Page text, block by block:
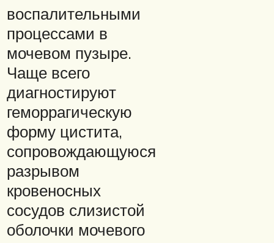
воспалительными
процессами в
мочевом пузыре.
Чаще всего
диагностируют
геморрагическую
форму цистита,
сопровождающуюся
разрывом
кровеносных
сосудов слизистой
оболочки мочевого